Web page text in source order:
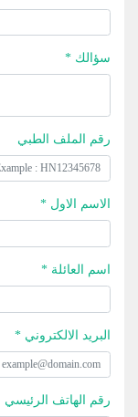
سؤالك *
رقم الملف الطبي
الاسم الاول *
اسم العائلة *
البريد الالكتروني *
رقم الهاتف الرئيسي